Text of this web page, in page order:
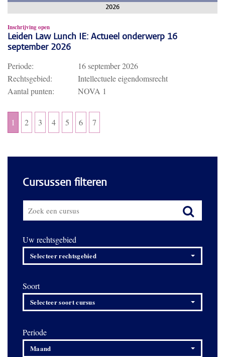
2026
Inschrijving open
Leiden Law Lunch IE: Actueel onderwerp 16
september 2026
Periode:
16 september 2026
Rechtsgebied:
Intellectuele eigendomsrecht
Aantal punten:
NOVA 1
1 2 3 4 5 6 7
Cursussen filteren
Uw rechtsgebied
Selecteer rechtsgebied
Soort
Selecteer soort cursus
Periode
Maand